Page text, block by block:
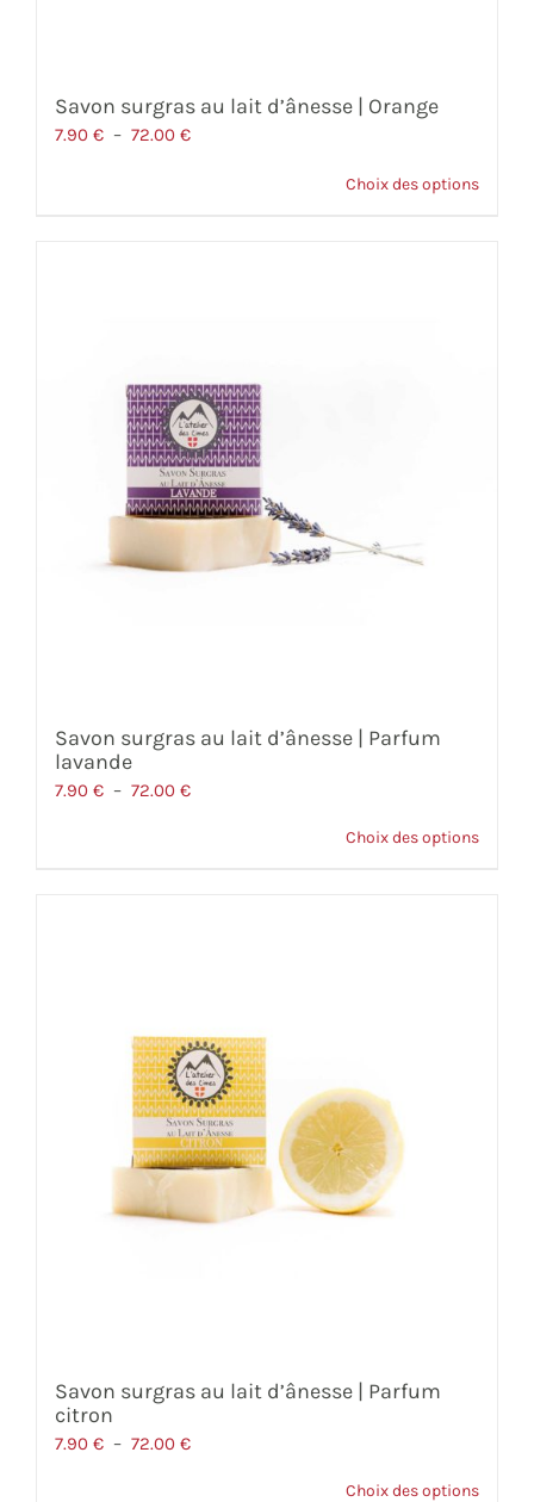
Savon surgras au lait d’ânesse | Orange
7.90 € – 72.00 €Plage
Choix des options
Savon surgras au lait d’ânesse | Parfum
lavande
7.90 € – 72.00 €Plage
Choix des options
Savon surgras au lait d’ânesse | Parfum
citron
7.90 € – 72.00 €Plage
Choix des options